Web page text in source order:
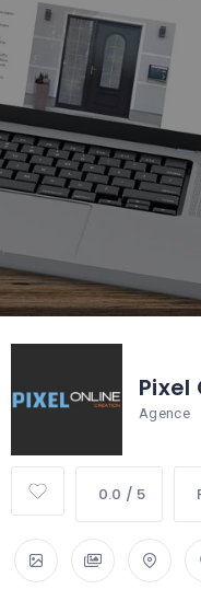
Pixel
Agence
0.0 / 5